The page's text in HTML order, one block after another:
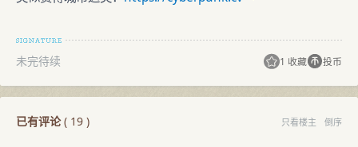
未完待续 1 收藏 投币
已有评论( 19 ) 只看楼主 倒序